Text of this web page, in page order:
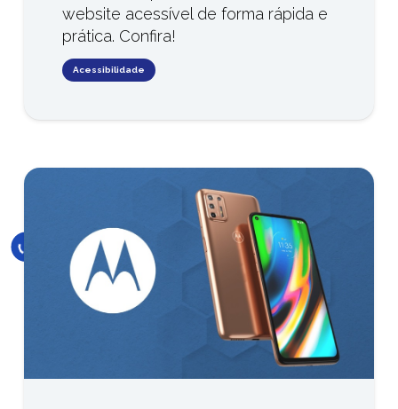
website acessível de forma rápida e
prática. Confira!
Acessibilidade